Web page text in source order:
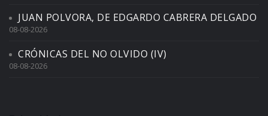
JUAN POLVORA, DE EDGARDO CABRERA DELGADO
08-08-2026
CRÓNICAS DEL NO OLVIDO (IV)
08-08-2026